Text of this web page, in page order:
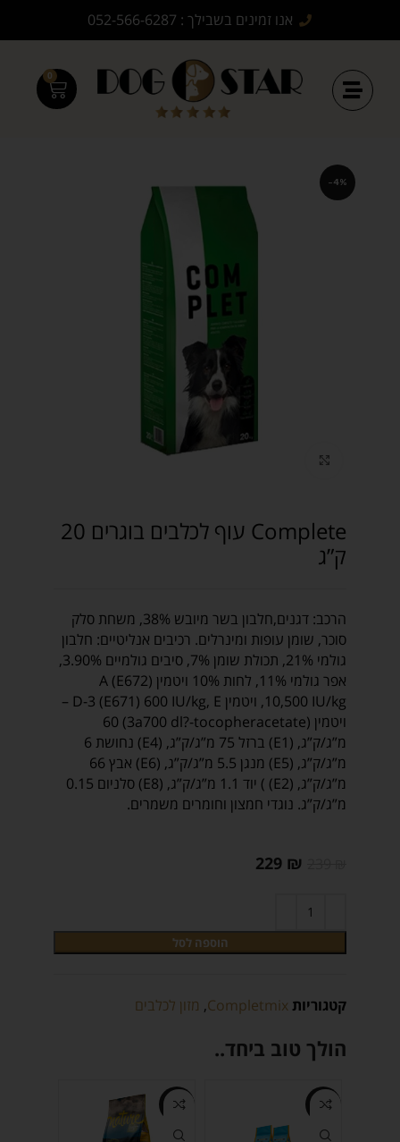
אנו זמינים בשבילך : 052-566-6287
0
-4%
Complete עוף לכלבים בוגרים 20
ק”ג
הרכב: דגנים,חלבון בשר מיובש 38%, משחת סלק
סוכר, שומן עופות ומינרלים. רכיבים אנליטיים: חלבון
גולמי 21%, תכולת שומן 7%, סיבים גולמיים 3.90%,
אפר גולמי 11%, לחות 10% ויטמין A (E672)
10,500 IU/kg, ויטמין D-3 (E671) 600 IU/kg, E –
ויטמין (3a700 dl?-tocopheracetate) 60
מ”ג/ק”ג, (E1) ברזל 75 מ”ג/ק”ג, (E4) נחושת 6
מ”ג/ק”ג, (E5) מנגן 5.5 מ”ג/ק”ג, (E6) אבץ 66
מ”ג/ק”ג, (E2) ) יוד 1.1 מ”ג/ק”ג, (E8) סלניום 0.15
מ”ג/ק”ג. נוגדי חמצון וחומרים משמרים.
229 ₪
הוספה לסל
קטגוריות Completmix
, מזון לכלבים
הולך טוב ביחד..
-16%
-3%